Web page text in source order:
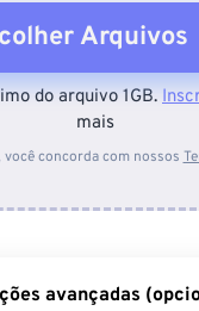
Arquivos
Do dispositivo
Do Google Drive
do arquivo 1GB.
mais
concorda com nossos
avançadas